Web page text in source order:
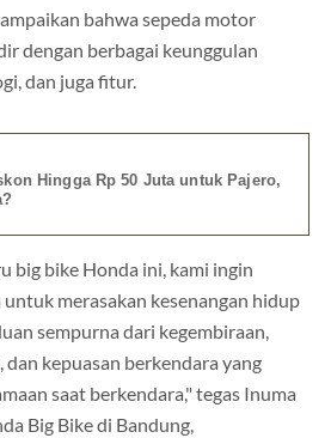
bahwa sepeda motor
dengan berbagai keunggulan
dan juga fitur.
Hingga Rp 50 Juta untuk Pajero,
big bike Honda ini, kami ingin
untuk merasakan kesenangan hidup
sempurna dari kegembiraan,
dan kepuasan berkendara yang
saat berkendara," tegas Inuma
Big Bike di Bandung,